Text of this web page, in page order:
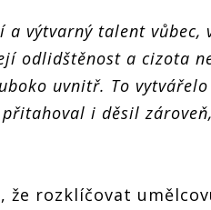
a výtvarný talent vůbec,
odlidštěnost a cizota
uvnitř. To
i děsil
že rozklíčovat